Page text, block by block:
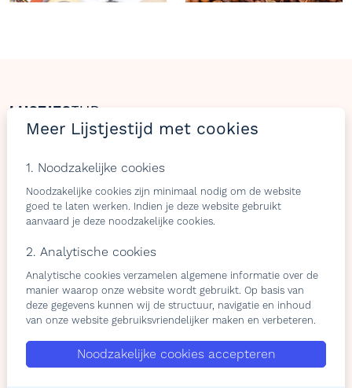
LIJSTJESTIJD
Welkom op Lijstjestijd, hét online platform om
verlanglijstjes te maken met producten van gelijk welke
Bezoekers
Verlangslijstjes maken
Cadeaulijstje
personaliseren
Contacteer ons
Wat is de L-club
Wordt lid van onze L-club
Contacteer ons
Meer Lijstjestijd met cookies
1. Noodzakelijke cookies
Noodzakelijke cookies zijn minimaal nodig om de website
goed te laten werken. Indien je deze website gebruikt
aanvaard je deze noodzakelijke cookies.
2. Analytische cookies
Analytische cookies verzamelen algemene informatie over de
manier waarop onze website wordt gebruikt. Op basis van
deze gegevens kunnen wij de structuur, navigatie en inhoud
van onze website gebruiksvriendelijker maken en verbeteren.
Noodzakelijke cookies accepteren